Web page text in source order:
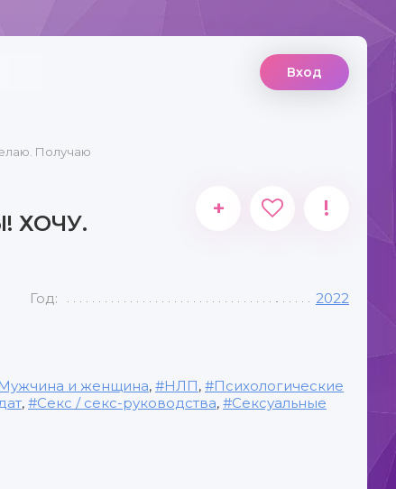
Вход
Получаю
ХОЧУ.
+ !
Год: 2022
Мужчина и женщина, НЛП,
Психологические
, Секс / секс-руководства,
Сексуальные